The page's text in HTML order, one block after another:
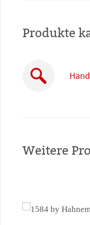
Produkte
Weitere